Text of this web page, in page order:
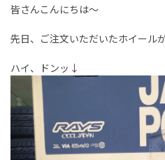
皆さんこんにちは～
先日、ご注文いただいたホイール
ハイ、ドンッ↓